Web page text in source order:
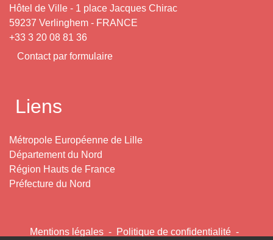
Hôtel de Ville - 1 place Jacques Chirac
59237 Verlinghem - FRANCE
+33 3 20 08 81 36
Contact par formulaire
Liens
Métropole Européenne de Lille
Département du Nord
Région Hauts de France
Préfecture du Nord
Mentions légales - Politique de confidentialité -